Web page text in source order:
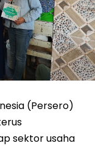
(Persero)
sektor usaha